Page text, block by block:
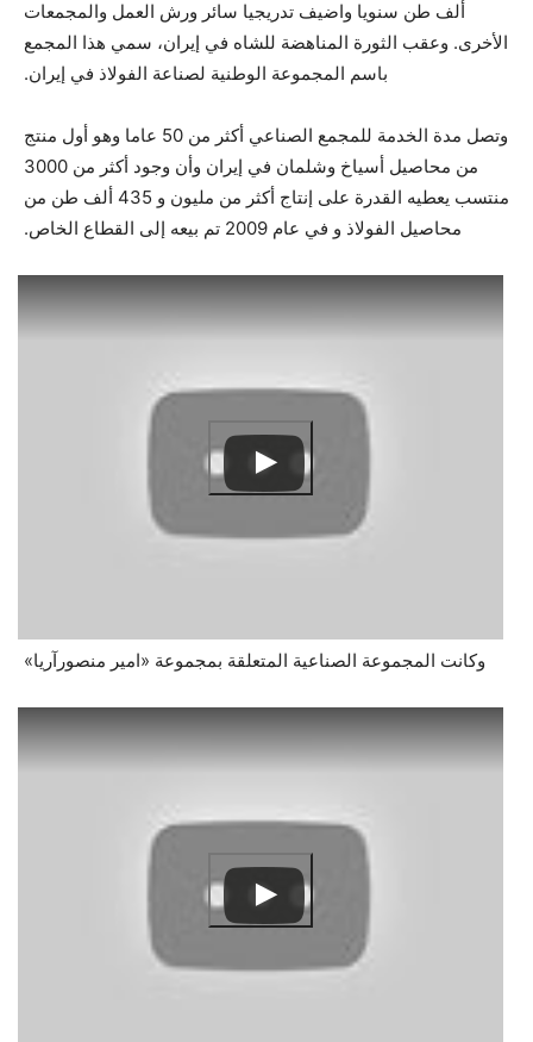
ألف طن سنويا واضيف تدريجيا سائر ورش العمل والمجمعات
الأخرى. وعقب الثورة المناهضة للشاه في إيران، سمي هذا المجمع
باسم المجموعة الوطنية لصناعة الفولاذ في إيران.
وتصل مدة الخدمة للمجمع الصناعي أكثر من 50 عاما وهو أول منتج
من محاصيل أسياخ وشلمان في إيران وأن وجود أكثر من 3000
منتسب يعطيه القدرة على إنتاج أكثر من مليون و 435 ألف طن من
محاصيل الفولاذ و في عام 2009 تم بيعه إلى القطاع الخاص.
وكانت المجموعة الصناعية المتعلقة بمجموعة «امير منصورآريا»